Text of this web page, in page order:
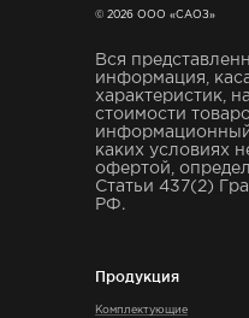
© 2026 ООО «САОЗ»
Вся
информация,
характеристик,
стоимости
каких условиях
офертой,
Статьи 437(2)
РФ.
Продукция
Комплектующие